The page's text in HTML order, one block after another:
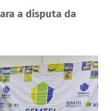
a disputa da